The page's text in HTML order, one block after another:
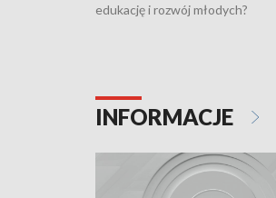
edukację i rozwój młodych?
INFORMACJE